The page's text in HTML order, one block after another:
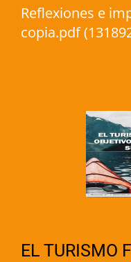
Reflexiones e
copia.pdf
EL TURISMO